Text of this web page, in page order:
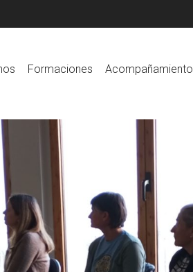
Formaciones Acompañamiento